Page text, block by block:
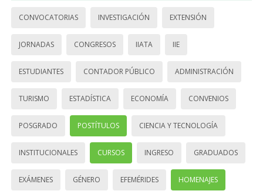
CONVOCATORIAS INVESTIGACIÓN EXTENSIÓN
JORNADAS CONGRESOS IIATA IIE
ESTUDIANTES CONTADOR PÚBLICO ADMINISTRACIÓN
TURISMO ESTADÍSTICA ECONOMÍA CONVENIOS
POSGRADO POSTÍTULOS CIENCIA Y TECNOLOGÍA
INSTITUCIONALES CURSOS INGRESO GRADUADOS
EXÁMENES GÉNERO EFEMÉRIDES HOMENAJES